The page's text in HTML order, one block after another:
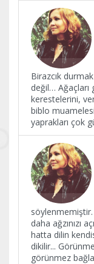
Birazcık
değil…
kerestelerini,
biblo
yaprakları çok
daha ağzınızı
hatta dilin
dikilir...
görünmez